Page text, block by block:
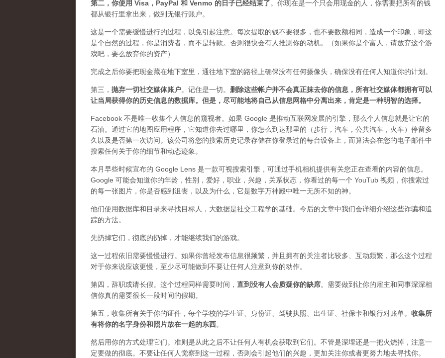
第二， 你使用 Visa，PayPal 和 Venmo 的日子已经结束了。你现在是一个只会用现金的人，你需要把所有的钱
都从银行里拿出来，做到无银行账户。
这是一个需要缓慢进行的过程，以免引起注意。每次提取的钱不要很多，也不要数额相同，造成一个印象，即这
是个自然的过程，你是消费者，而不是转款。否则很快会有人推测你的动机。（如果你是个富人，请放弃这个游
戏吧，要么放弃你的资产）
完成之后你要把现金藏在地下室里，通往地下室的路径上确保没有任何摄像头，确保没有任何人知道你的计划。
第三， 抛弃一切社交媒体账户。记住是一切。 删除这些帐户并不会真正抹去你的信息，所有社交媒体都拥有可以
让当局获得你的历史信息的数据库。但是，尽可能地将自己从信息网格中分离出来，肯定是一种明智的选择。
Facebook 不是唯一收集个人信息的窥视者。如果 Google 是推动互联网发展的引擎，那么个人信息就是让它的
石油。通过它的地图应用程序，它知道你去过哪里，你怎么到达那里的（步行，汽车，公共汽车，火车）停留多
久以及是否第一次访问。该公司将您的搜索历史记录存储在你登录过的每台设备上，而算法会在您的电子邮件中
搜索任何关于你的细节和动态迹象。
本月早些时候宣布的 Google Lens 是一款可视搜索引擎，可通过手机相机提供有关您正在查看的内容的信息。
Google 可能会知道你的年龄，性别，爱好，职业，兴趣，关系状态，你看过的每一个 YouTub 视频，你搜索过
的每一张图片，你是否感到沮丧，以及为什么，它是数字万神殿中唯一无所不知的神。
他们使用数据库和目录来寻找目标人，大数据是社交工程学的基础。今后的文章中我们会详细介绍这些诈骗和追
踪的方法。
先扔掉它们，彻底的扔掉，才能继续我们的游戏。
这一过程依旧需要慢慢进行。如果你曾经发布信息很频繁，并且拥有的关注者比较多、互动频繁，那么这个过程
对于你来说应该更慢，至少尽可能做到不要让任何人注意到你的动作。
第四，辞职或请长假。这个过程同样需要时间， 直到没有人会质疑你的缺席。需要做到让你的雇主和同事深深相
信你真的需要很长一段时间的假期。
第五，收集所有关于你的证件，每个学校的学生证、身份证、驾驶执照、出生证、社保卡和银行对账单。 收集所
有将你的名字身份和照片放在一起的东西。
然后用你的方式处理它们。准则是从此之后不让任何人有机会获取到它们。不管是深埋还是一把火烧掉，注意一
定要做的彻底。不要让任何人觉察到这一过程，否则会引起他们的兴趣，更加关注你或者更努力地去寻找你。